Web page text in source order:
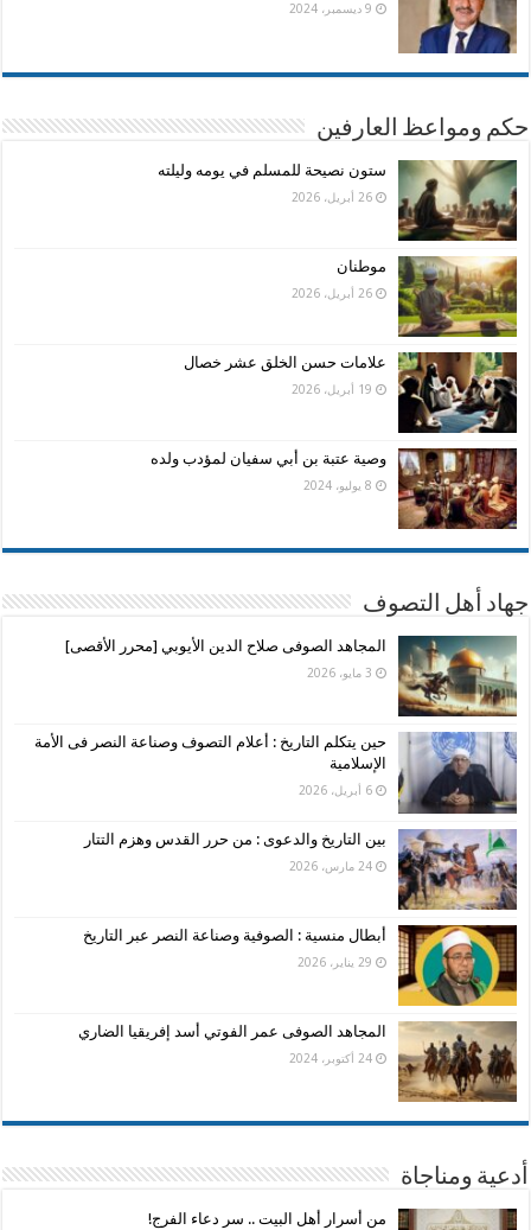
9 ديسمبر، 2024
حكم ومواعظ العارفين
ستون نصيحة للمسلم في يومه وليلته
26 أبريل، 2026
موطنان
26 أبريل، 2026
علامات حسن الخلق عشر خصال
19 أبريل، 2026
وصية عتبة بن أبي سفيان لمؤدب ولده
8 يوليو، 2024
جهاد أهل التصوف
المجاهد الصوفى صلاح الدين الأيوبي [محرر الأقصى]
3 مايو، 2026
حين يتكلم التاريخ : أعلام التصوف وصناعة النصر فى الأمة
الإسلامية
6 أبريل، 2026
بين التاريخ والدعوى : من حرر القدس وهزم التتار
24 مارس، 2026
أبطال منسية : الصوفية وصناعة النصر عبر التاريخ
29 يناير، 2026
المجاهد الصوفى عمر الفوتي أسد إفريقيا الضاري
24 أكتوبر، 2024
أدعية ومناجاة
من أسرار أهل البيت .. سر دعاء الفرج!